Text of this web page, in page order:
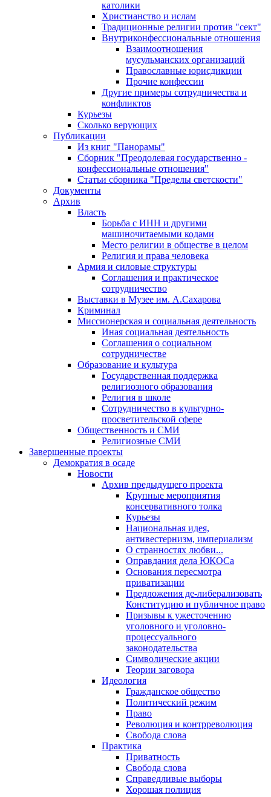
католики
Христианство и ислам
Традиционные религии против "сект"
Внутриконфессиональные отношения
Взаимоотношения
мусульманских организаций
Православные юрисдикции
Прочие конфессии
Другие примеры сотрудничества и
конфликтов
Курьезы
Сколько верующих
Публикации
Из книг "Панорамы"
Сборник "Преодолевая государственно -
конфессиональные отношения"
Статьи сборника "Пределы светскости"
Документы
Архив
Власть
Борьба с ИНН и другими
машиночитаемыми кодами
Место религии в обществе в целом
Религия и права человека
Армия и силовые структуры
Соглашения и практическое
сотрудничество
Выставки в Музее им. А.Сахарова
Криминал
Миссионерская и социальная деятельность
Иная социальная деятельность
Соглашения о социальном
сотрудничестве
Образование и культура
Государственная поддержка
религиозного образования
Религия в школе
Сотрудничество в культурно-
просветительской сфере
Общественность и СМИ
Религиозные СМИ
Завершенные проекты
Демократия в осаде
Новости
Архив предыдущего проекта
Крупные мероприятия
консервативного толка
Курьезы
Национальная идея,
антивестернизм, империализм
О странностях любви...
Оправдания дела ЮКОСа
Основания пересмотра
приватизации
Предложения де-либерализовать
Конституцию и публичное право
Призывы к ужесточению
уголовного и уголовно-
процессуального
законодательства
Символические акции
Теории заговора
Идеология
Гражданское общество
Политический режим
Право
Революция и контрреволюция
Свобода слова
Практика
Приватность
Свобода слова
Справедливые выборы
Хорошая полиция